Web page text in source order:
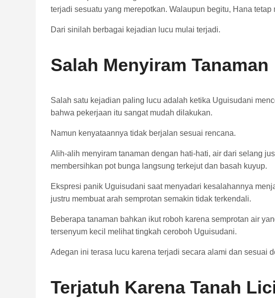
terjadi sesuatu yang merepotkan. Walaupun begitu, Hana
Dari sinilah berbagai kejadian lucu mulai terjadi.
Salah Menyiram Tanaman
Salah satu kejadian paling lucu adalah ketika Uguisudani
bahwa pekerjaan itu sangat mudah dilakukan.
Namun kenyataannya tidak berjalan sesuai rencana.
Alih-alih menyiram tanaman dengan hati-hati, air dari selang
membersihkan pot bunga langsung terkejut dan basah kuyup.
Ekspresi panik Uguisudani saat menyadari kesalahannya
justru membuat arah semprotan semakin tidak terkendali.
Beberapa tanaman bahkan ikut roboh karena semprotan air
tersenyum kecil melihat tingkah ceroboh Uguisudani.
Adegan ini terasa lucu karena terjadi secara alami dan sesuai
Terjatuh Karena Tanah